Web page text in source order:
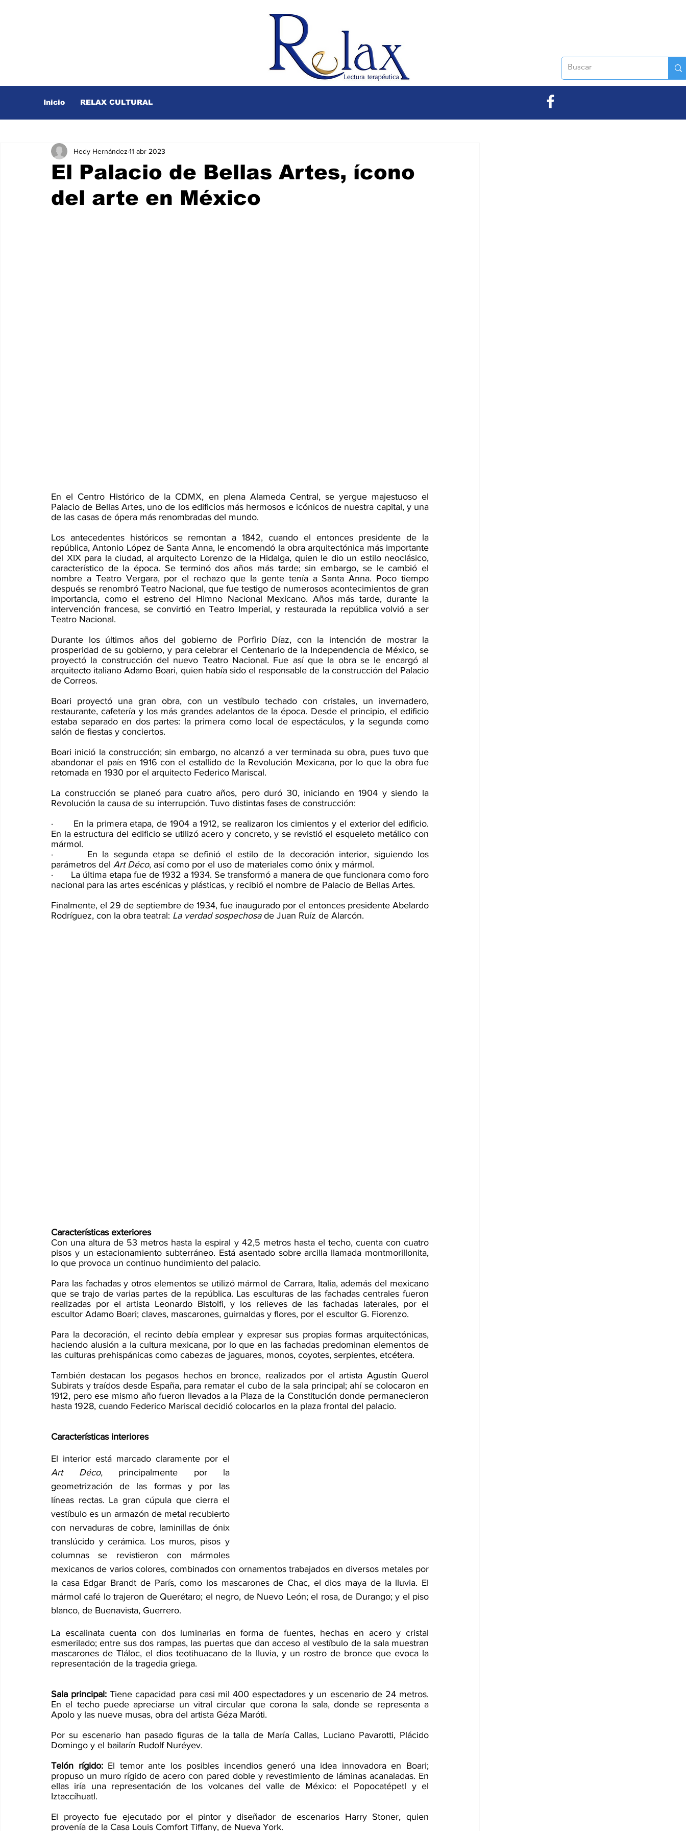
Inicio RELAX CULTURAL
El Palacio de Bellas Artes, ícono
del arte en México
Hedy Hernández 11 abr 2023
En el Centro Histórico de la CDMX, en plena Alameda Central, se yergue majestuoso el
Palacio de Bellas Artes, uno de los edificios más hermosos e icónicos de nuestra capital, y una
de las casas de ópera más renombradas del mundo.
Los antecedentes históricos se remontan a 1842, cuando el entonces presidente de la
república, Antonio López de Santa Anna, le encomendó la obra arquitectónica más importante
del XIX para la ciudad, al arquitecto Lorenzo de la Hidalga, quien le dio un estilo neoclásico,
característico de la época. Se terminó dos años más tarde; sin embargo, se le cambió el
nombre a Teatro Vergara, por el rechazo que la gente tenía a Santa Anna. Poco tiempo
después se renombró Teatro Nacional, que fue testigo de numerosos acontecimientos de gran
importancia, como el estreno del Himno Nacional Mexicano. Años más tarde, durante la
intervención francesa, se convirtió en Teatro Imperial, y restaurada la república volvió a ser
Teatro Nacional.
Durante los últimos años del gobierno de Porfirio Díaz, con la intención de mostrar la
prosperidad de su gobierno, y para celebrar el Centenario de la Independencia de México, se
proyectó la construcción del nuevo Teatro Nacional. Fue así que la obra se le encargó al
arquitecto italiano Adamo Boari, quien había sido el responsable de la construcción del Palacio
de Correos.
Boari proyectó una gran obra, con un vestíbulo techado con cristales, un invernadero,
restaurante, cafetería y los más grandes adelantos de la época. Desde el principio, el edificio
estaba separado en dos partes: la primera como local de espectáculos, y la segunda como
salón de fiestas y conciertos.
Boari inició la construcción; sin embargo, no alcanzó a ver terminada su obra, pues tuvo que
abandonar el país en 1916 con el estallido de la Revolución Mexicana, por lo que la obra fue
retomada en 1930 por el arquitecto Federico Mariscal.
La construcción se planeó para cuatro años, pero duró 30, iniciando en 1904 y siendo la
Revolución la causa de su interrupción. Tuvo distintas fases de construcción:
·       En la primera etapa, de 1904 a 1912, se realizaron los cimientos y el exterior del edificio.
En la estructura del edificio se utilizó acero y concreto, y se revistió el esqueleto metálico con
mármol.
·       En la segunda etapa se definió el estilo de la decoración interior, siguiendo los
parámetros del Art Déco, así como por el uso de materiales como ónix y mármol.
·       La última etapa fue de 1932 a 1934. Se transformó a manera de que funcionara como foro
nacional para las artes escénicas y plásticas, y recibió el nombre de Palacio de Bellas Artes.
Finalmente, el 29 de septiembre de 1934, fue inaugurado por el entonces presidente Abelardo
Rodríguez, con la obra teatral: La verdad sospechosa de Juan Ruíz de Alarcón.
Características exteriores
Con una altura de 53 metros hasta la espiral y 42,5 metros hasta el techo, cuenta con cuatro
pisos y un estacionamiento subterráneo. Está asentado sobre arcilla llamada montmorillonita,
lo que provoca un continuo hundimiento del palacio.
Para las fachadas y otros elementos se utilizó mármol de Carrara, Italia, además del mexicano
que se trajo de varias partes de la república. Las esculturas de las fachadas centrales fueron
realizadas por el artista Leonardo Bistolfi, y los relieves de las fachadas laterales, por el
escultor Adamo Boari; claves, mascarones, guirnaldas y flores, por el escultor G. Fiorenzo.
Para la decoración, el recinto debía emplear y expresar sus propias formas arquitectónicas,
haciendo alusión a la cultura mexicana, por lo que en las fachadas predominan elementos de
las culturas prehispánicas como cabezas de jaguares, monos, coyotes, serpientes, etcétera.
También destacan los pegasos hechos en bronce, realizados por el artista Agustín Querol
Subirats y traídos desde España, para rematar el cubo de la sala principal; ahí se colocaron en
1912, pero ese mismo año fueron llevados a la Plaza de la Constitución donde permanecieron
hasta 1928, cuando Federico Mariscal decidió colocarlos en la plaza frontal del palacio.
Características interiores
Art Déco, principalmente por la
geometrización de las formas y por las
líneas rectas. La gran cúpula que cierra el
vestíbulo es un armazón de metal recubierto
con nervaduras de cobre, laminillas de ónix
translúcido y cerámica. Los muros, pisos y
columnas se revistieron con mármoles
mexicanos de varios colores, combinados con ornamentos trabajados en diversos metales por
la casa Edgar Brandt de París, como los mascarones de Chac, el dios maya de la lluvia. El
mármol café lo trajeron de Querétaro; el negro, de Nuevo León; el rosa, de Durango; y el piso
blanco, de Buenavista, Guerrero.
La escalinata cuenta con dos luminarias en forma de fuentes, hechas en acero y cristal
esmerilado; entre sus dos rampas, las puertas que dan acceso al vestíbulo de la sala muestran
mascarones de Tláloc, el dios teotihuacano de la lluvia, y un rostro de bronce que evoca la
representación de la tragedia griega.
Sala principal: Tiene capacidad para casi mil 400 espectadores y un escenario de 24 metros.
En el techo puede apreciarse un vitral circular que corona la sala, donde se representa a
Apolo y las nueve musas, obra del artista Géza Maróti.
Por su escenario han pasado figuras de la talla de María Callas, Luciano Pavarotti, Plácido
Domingo y el bailarín Rudolf Nuréyev.
Telón rígido: El temor ante los posibles incendios generó una idea innovadora en Boari;
propuso un muro rígido de acero con pared doble y revestimiento de láminas acanaladas. En
ellas iría una representación de los volcanes del valle de México: el Popocatépetl y el
Iztaccíhuatl.
El proyecto fue ejecutado por el pintor y diseñador de escenarios Harry Stoner, quien
provenía de la Casa Louis Comfort Tiffany, de Nueva York.